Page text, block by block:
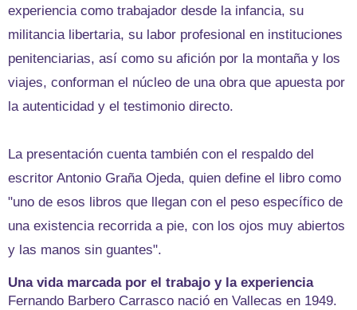
experiencia como trabajador desde la infancia, su
militancia libertaria, su labor profesional en instituciones
penitenciarias, así como su afición por la montaña y los
viajes, conforman el núcleo de una obra que apuesta por
la autenticidad y el testimonio directo.
La presentación cuenta también con el respaldo del
escritor Antonio Graña Ojeda, quien define el libro como
"uno de esos libros que llegan con el peso específico de
una existencia recorrida a pie, con los ojos muy abiertos
y las manos sin guantes".
Una vida marcada por el trabajo y la experiencia
Fernando Barbero Carrasco nació en Vallecas en 1949.